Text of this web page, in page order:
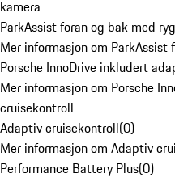
kamera
ParkAssist foran og bak med
Mer informasjon om
Porsche InnoDrive inkludert
Mer informasjon om Porsche
cruisekontroll
Adaptiv cruisekontroll(0)
Mer informasjon om Adaptiv
Performance Battery Plus(0)